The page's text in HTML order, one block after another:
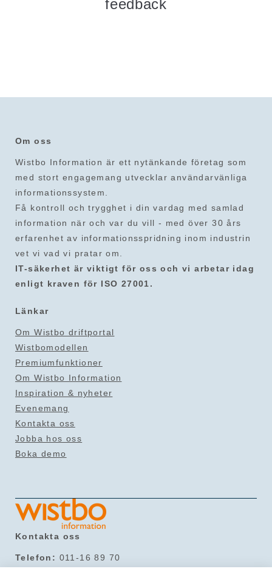
feedback
Om oss
Wistbo Information är ett nytänkande företag som
med stort engagemang utvecklar användarvänliga
informationssystem.
Få kontroll och trygghet i din vardag med samlad
information när och var du vill - med över 30 års
erfarenhet av informationsspridning inom industrin
vet vi vad vi pratar om.
IT-säkerhet är viktigt för oss och vi arbetar idag
enligt kraven för ISO 27001.
Länkar
Om Wistbo driftportal
Wistbomodellen
Premiumfunktioner
Om Wistbo Information
Inspiration & nyheter
Evenemang
Kontakta oss
Jobba hos oss
Boka demo
Kontakta oss
Telefon: 011-16 89 70